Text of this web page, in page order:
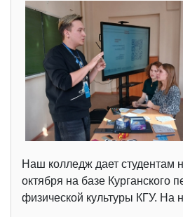
Наш колледж дает студентам
октября на базе Курганского
физической культуры КГУ. На